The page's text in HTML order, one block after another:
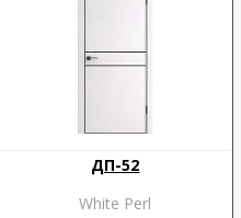
ДП-52
White Perl